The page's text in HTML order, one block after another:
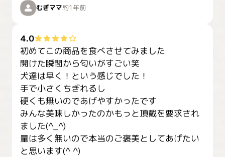
むぎママ約1年前
4.0
初めてこの商品を食べさせてみました
開けた瞬間から匂いがすごい笑
犬達は早く！という感じでした！
手で小さくちぎれるし
硬くも無いのであげやすかったです
みんな美味しかったのかもっと頂戴を要求され
ました(^_^)
量は多く無いので本当のご褒美としてあげたい
と思います(^ ^)